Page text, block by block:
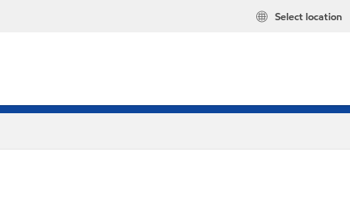
Select location